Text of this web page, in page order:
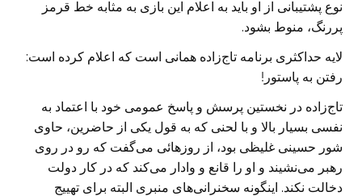
نوع پشتیبانی از او باید به اعلام این بازی به ‏مثابه خط قرمز
پررنگ، منوط بشود.‏
لایه حداکثری برنامه تاج‌زاده همانی است که اعلام کرده است:
رفتن به پاستور!
تاج‌زاده در نخستین پرسش و پاسخ عمومی خود با اعتماد به
نفسی بسیار بالا و با لحنی که ‏به قول یکی از حاضرین، حاوی
شور حسینی غلیظی بود، از روز‌هائی می‌گفت که رو ‏در روی
رهبر می‌نشیند و او را قانع و وادار می‌کند که در کار دولت
دخالت نکند. ‏اینگونه سخنرانی‌های منبری البته برای تهییج